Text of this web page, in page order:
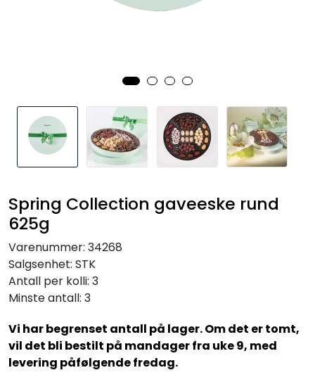
Spring Collection gaveeske rund
625g
Varenummer: 34268
Salgsenhet: STK
Antall per kolli: 3
Minste antall: 3
Vi har begrenset antall på lager. Om det er tomt,
vil det bli bestilt på mandager fra uke 9, med
levering påfølgende fredag.